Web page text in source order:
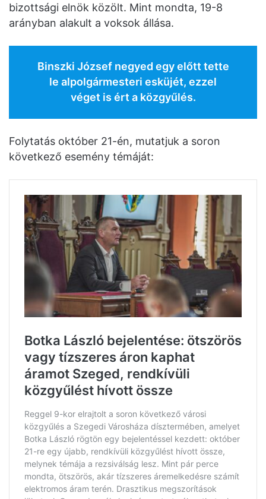
bizottsági elnök közölt. Mint mondta, 19-8
arányban alakult a voksok állása.
Binszki József negyed egy előtt tette
le alpolgármesteri esküjét, ezzel
véget is ért a közgyűlés.
Folytatás október 21-én, mutatjuk a soron
következő esemény témáját: